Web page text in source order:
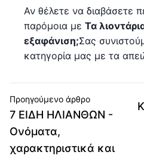
Αν θέλετε να διαβάσετε
παρόμοια με Τα
εξαφάνιση;Σας
κατηγορία μας με τα
Προηγούμενο άρθρο
7 ΕΙΔΗ ΗΛΙΑΝΘΩΝ -
Ονόματα,
χαρακτηριστικά και